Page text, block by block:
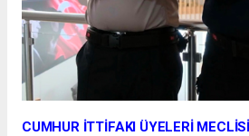
CUMHUR İTTİFAKI ÜYELERİ